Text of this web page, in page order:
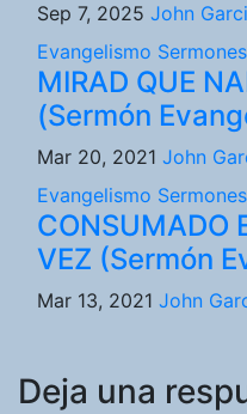
Sep 7, 2025 John
Evangelismo
MIRAD QUE
(Sermón
Mar 20, 2021 John
Evangelismo
CONSUMADO
VEZ (Sermón
Mar 13, 2021 John
Deja una